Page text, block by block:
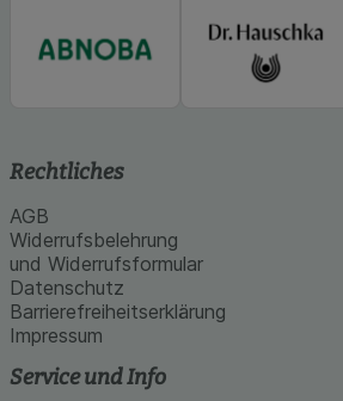
Rechtliches
AGB
Widerrufsbelehrung
und Widerrufsformular
Datenschutz
Barrierefreiheitserklärung
Impressum
Service und Info